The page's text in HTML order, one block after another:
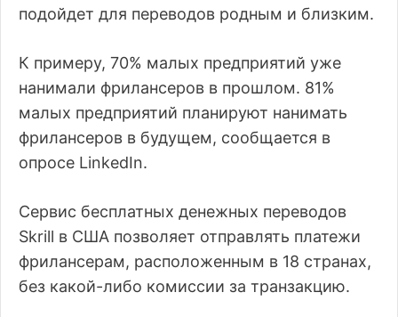
подойдет для переводов родным и близким.
К примеру, 70% малых предприятий уже
нанимали фрилансеров в прошлом. 81%
малых предприятий планируют нанимать
фрилансеров в будущем, сообщается в
опросе LinkedIn.
Сервис бесплатных денежных переводов
Skrill в США позволяет отправлять платежи
фрилансерам, расположенным в 18 странах,
без какой-либо комиссии за транзакцию.